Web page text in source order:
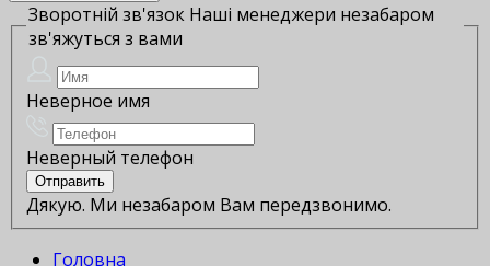
Зворотній зв'язок Наші менеджери незабаром
зв'яжуться з вами
Неверное имя
Неверный телефон
Дякую. Ми незабаром Вам передзвонимо.
Головна